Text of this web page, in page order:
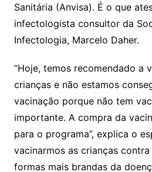
Sanitária (Anvisa). É o que
infectologista consultor da
Infectologia, Marcelo Daher.
“Hoje, temos recomendado a
crianças e não estamos
vacinação porque não tem
importante. A compra da
para o programa”, explica o
vacinarmos as crianças
formas mais brandas da